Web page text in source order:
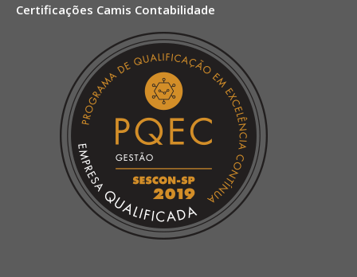
opensopens
window
opens
new
window
opens
new
window
Certificações Camis Contabilidade